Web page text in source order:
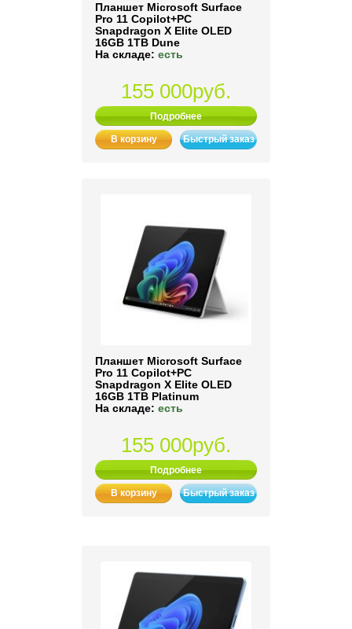
Планшет Microsoft Surface
Pro 11 Copilot+PC
Snapdragon X Elite OLED
16GB 1TB Dune
На складе: есть
155 000руб.
Подробнее
В корзину Быстрый заказ
Планшет Microsoft Surface
Pro 11 Copilot+PC
Snapdragon X Elite OLED
16GB 1TB Platinum
На складе: есть
155 000руб.
Подробнее
В корзину Быстрый заказ